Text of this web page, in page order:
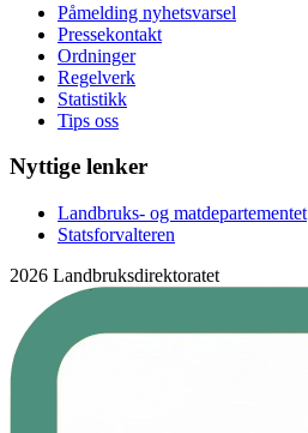
Påmelding nyhetsvarsel
Pressekontakt
Ordninger
Regelverk
Statistikk
Tips oss
Nyttige lenker
Landbruks- og matdepartementet
Statsforvalteren
2026 Landbruksdirektoratet